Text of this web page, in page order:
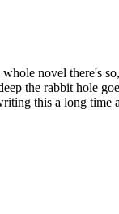
novel
the rabbit hole
this a long time